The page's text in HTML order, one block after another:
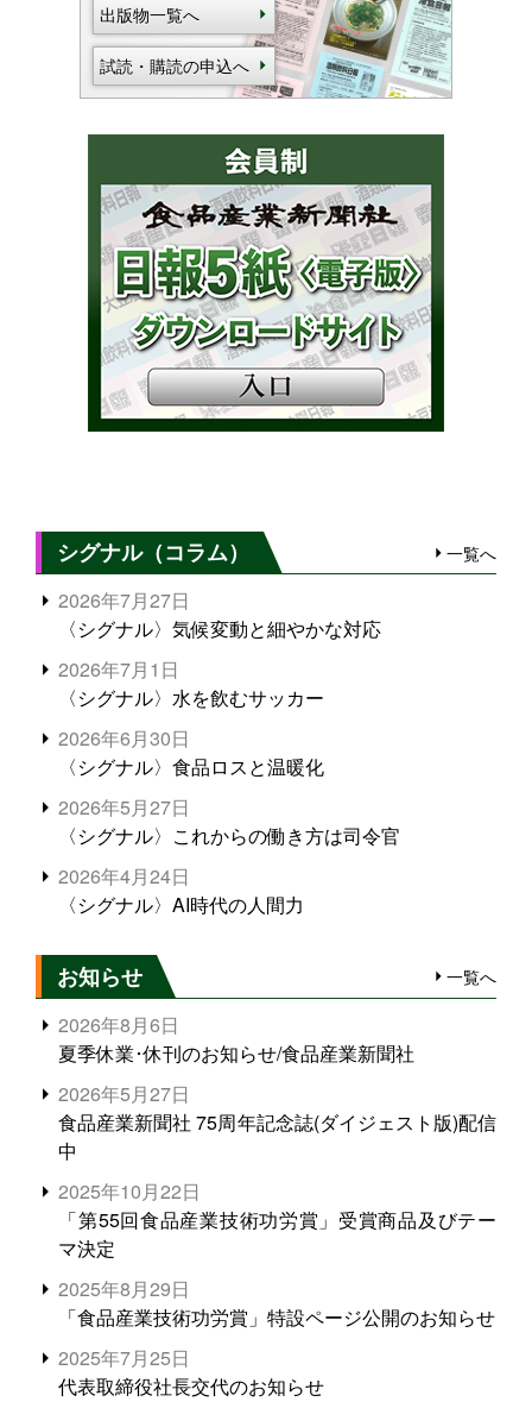
出版物一覧へ
試読・購読の申込へ
シグナル（コラム） 一覧へ
2026年7月27日
〈シグナル〉気候変動と細やかな対応
2026年7月1日
〈シグナル〉水を飲むサッカー
2026年6月30日
〈シグナル〉食品ロスと温暖化
2026年5月27日
〈シグナル〉これからの働き方は司令官
2026年4月24日
〈シグナル〉AI時代の人間力
お知らせ 一覧へ
2026年8月6日
夏季休業･休刊のお知らせ/食品産業新聞社
2026年5月27日
食品産業新聞社 75周年記念誌(ダイジェスト版)配信
中
2025年10月22日
「第55回食品産業技術功労賞」受賞商品及びテー
マ決定
2025年8月29日
「食品産業技術功労賞」特設ページ公開のお知らせ
2025年7月25日
代表取締役社長交代のお知らせ